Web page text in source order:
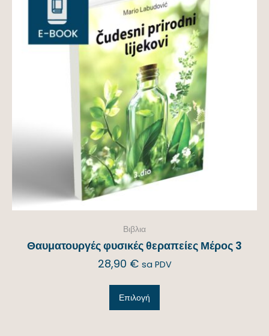
Βιβλια
Θαυματουργές φυσικές θεραπείες Μέρος 3
28,90 € sa PDV
Επιλογή